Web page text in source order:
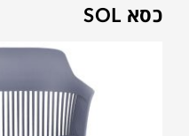
כסא SOL